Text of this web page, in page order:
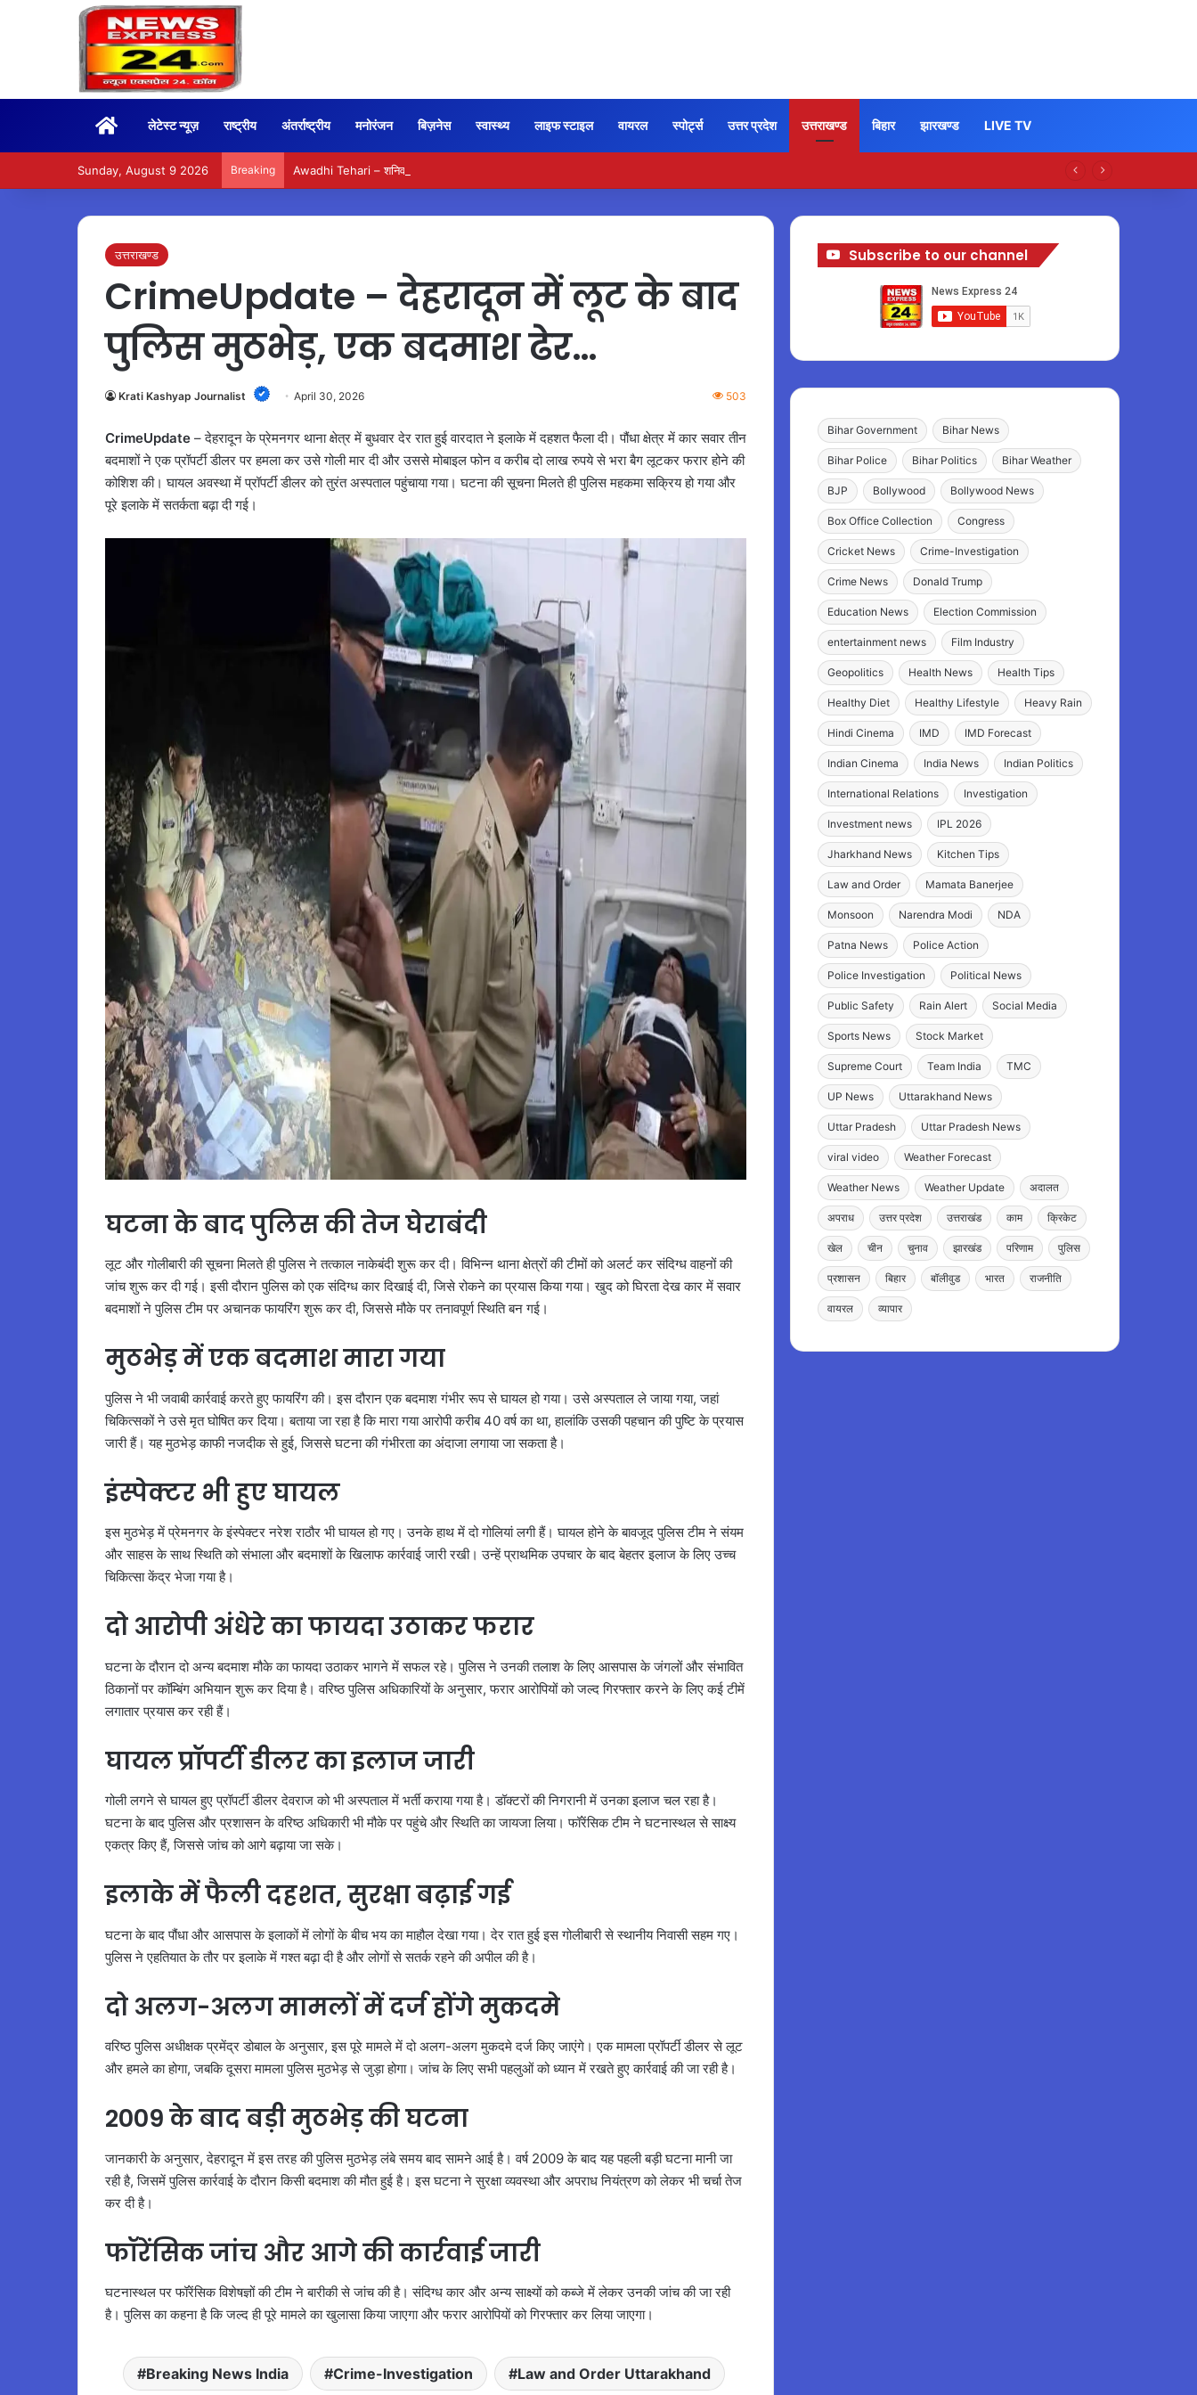
Homeलेटेस्ट न्यूज़ राष्ट्रीय अंतर्राष्ट्रीय मनोरंजन बिज़नेस स्वास्थ्य लाइफ स्टाइल वायरल स्पोर्ट्स उत्तर प्रदेश उत्तराखण्ड बिहार झारखण्ड LIVE TV
Sunday, August 9 2026 Breaking Awadhi Tehari – शनिवार के लिए बनाएं स्वादिष्ट और आसान एक-पॉट भोजन
उत्तराखण्ड
CrimeUpdate – देहरादून में लूट के बाद
पुलिस मुठभेड़, एक बदमाश ढेर…
Krati Kashyap Journalist April 30, 2026 503
CrimeUpdate – देहरादून के प्रेमनगर थाना क्षेत्र में बुधवार देर रात हुई वारदात ने इलाके में दहशत फैला दी। पौंधा क्षेत्र में कार सवार तीन
बदमाशों ने एक प्रॉपर्टी डीलर पर हमला कर उसे गोली मार दी और उससे मोबाइल फोन व करीब दो लाख रुपये से भरा बैग लूटकर फरार होने की
कोशिश की। घायल अवस्था में प्रॉपर्टी डीलर को तुरंत अस्पताल पहुंचाया गया। घटना की सूचना मिलते ही पुलिस महकमा सक्रिय हो गया और
पूरे इलाके में सतर्कता बढ़ा दी गई।
घटना के बाद पुलिस की तेज घेराबंदी
लूट और गोलीबारी की सूचना मिलते ही पुलिस ने तत्काल नाकेबंदी शुरू कर दी। विभिन्न थाना क्षेत्रों की टीमों को अलर्ट कर संदिग्ध वाहनों की
जांच शुरू कर दी गई। इसी दौरान पुलिस को एक संदिग्ध कार दिखाई दी, जिसे रोकने का प्रयास किया गया। खुद को घिरता देख कार में सवार
बदमाशों ने पुलिस टीम पर अचानक फायरिंग शुरू कर दी, जिससे मौके पर तनावपूर्ण स्थिति बन गई।
मुठभेड़ में एक बदमाश मारा गया
पुलिस ने भी जवाबी कार्रवाई करते हुए फायरिंग की। इस दौरान एक बदमाश गंभीर रूप से घायल हो गया। उसे अस्पताल ले जाया गया, जहां
चिकित्सकों ने उसे मृत घोषित कर दिया। बताया जा रहा है कि मारा गया आरोपी करीब 40 वर्ष का था, हालांकि उसकी पहचान की पुष्टि के प्रयास
जारी हैं। यह मुठभेड़ काफी नजदीक से हुई, जिससे घटना की गंभीरता का अंदाजा लगाया जा सकता है।
इंस्पेक्टर भी हुए घायल
इस मुठभेड़ में प्रेमनगर के इंस्पेक्टर नरेश राठौर भी घायल हो गए। उनके हाथ में दो गोलियां लगी हैं। घायल होने के बावजूद पुलिस टीम ने संयम
और साहस के साथ स्थिति को संभाला और बदमाशों के खिलाफ कार्रवाई जारी रखी। उन्हें प्राथमिक उपचार के बाद बेहतर इलाज के लिए उच्च
चिकित्सा केंद्र भेजा गया है।
दो आरोपी अंधेरे का फायदा उठाकर फरार
घटना के दौरान दो अन्य बदमाश मौके का फायदा उठाकर भागने में सफल रहे। पुलिस ने उनकी तलाश के लिए आसपास के जंगलों और संभावित
ठिकानों पर कॉम्बिंग अभियान शुरू कर दिया है। वरिष्ठ पुलिस अधिकारियों के अनुसार, फरार आरोपियों को जल्द गिरफ्तार करने के लिए कई टीमें
लगातार प्रयास कर रही हैं।
घायल प्रॉपर्टी डीलर का इलाज जारी
गोली लगने से घायल हुए प्रॉपर्टी डीलर देवराज को भी अस्पताल में भर्ती कराया गया है। डॉक्टरों की निगरानी में उनका इलाज चल रहा है।
घटना के बाद पुलिस और प्रशासन के वरिष्ठ अधिकारी भी मौके पर पहुंचे और स्थिति का जायजा लिया। फॉरेंसिक टीम ने घटनास्थल से साक्ष्य
एकत्र किए हैं, जिससे जांच को आगे बढ़ाया जा सके।
इलाके में फैली दहशत, सुरक्षा बढ़ाई गई
घटना के बाद पौंधा और आसपास के इलाकों में लोगों के बीच भय का माहौल देखा गया। देर रात हुई इस गोलीबारी से स्थानीय निवासी सहम गए।
पुलिस ने एहतियात के तौर पर इलाके में गश्त बढ़ा दी है और लोगों से सतर्क रहने की अपील की है।
दो अलग-अलग मामलों में दर्ज होंगे मुकदमे
वरिष्ठ पुलिस अधीक्षक प्रमेंद्र डोबाल के अनुसार, इस पूरे मामले में दो अलग-अलग मुकदमे दर्ज किए जाएंगे। एक मामला प्रॉपर्टी डीलर से लूट
और हमले का होगा, जबकि दूसरा मामला पुलिस मुठभेड़ से जुड़ा होगा। जांच के लिए सभी पहलुओं को ध्यान में रखते हुए कार्रवाई की जा रही है।
2009 के बाद बड़ी मुठभेड़ की घटना
जानकारी के अनुसार, देहरादून में इस तरह की पुलिस मुठभेड़ लंबे समय बाद सामने आई है। वर्ष 2009 के बाद यह पहली बड़ी घटना मानी जा
रही है, जिसमें पुलिस कार्रवाई के दौरान किसी बदमाश की मौत हुई है। इस घटना ने सुरक्षा व्यवस्था और अपराध नियंत्रण को लेकर भी चर्चा तेज
कर दी है।
फॉरेंसिक जांच और आगे की कार्रवाई जारी
घटनास्थल पर फॉरेंसिक विशेषज्ञों की टीम ने बारीकी से जांच की है। संदिग्ध कार और अन्य साक्ष्यों को कब्जे में लेकर उनकी जांच की जा रही
है। पुलिस का कहना है कि जल्द ही पूरे मामले का खुलासा किया जाएगा और फरार आरोपियों को गिरफ्तार कर लिया जाएगा।
Breaking News India Crime-Investigation Law and Order Uttarakhand
Subscribe to our channel
Bihar Government Bihar News
Bihar Police Bihar Politics Bihar Weather
BJP Bollywood Bollywood News
Box Office Collection Congress
Cricket News Crime-Investigation
Crime News Donald Trump
Education News Election Commission
entertainment news Film Industry
Geopolitics Health News Health Tips
Healthy Diet Healthy Lifestyle Heavy Rain
Hindi Cinema IMD IMD Forecast
Indian Cinema India News Indian Politics
International Relations Investigation
Investment news IPL 2026
Jharkhand News Kitchen Tips
Law and Order Mamata Banerjee
Monsoon Narendra Modi NDA
Patna News Police Action
Police Investigation Political News
Public Safety Rain Alert Social Media
Sports News Stock Market
Supreme Court Team India TMC
UP News Uttarakhand News
Uttar Pradesh Uttar Pradesh News
viral video Weather Forecast
Weather News Weather Update अदालत
अपराध उत्तर प्रदेश उत्तराखंड काम क्रिकेट
खेल चीन चुनाव झारखंड परिणाम पुलिस
प्रशासन बिहार बॉलीवुड भारत राजनीति
वायरल व्यापार